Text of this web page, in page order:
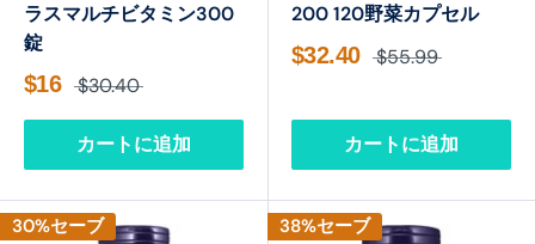
ラスマルチビタミン300
錠
$16 $30.40
カートに追加
200 120野菜カプセル
$32.40 $55.99
カートに追加
30%セーブ 38%セーブ